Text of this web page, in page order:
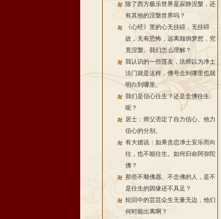
除了西方极乐世界是寂静涅槃，还
有其他的涅槃世界吗？
《心经》里的心无挂碍，无挂碍
故，无有恐怖，远离颠倒梦想，究
竟涅槃。我们怎么理解？
我认识的一些莲友，法师以为净土
法门就是这样，佛号念到哪里也就
明白到哪里。
我们是信心往生？还是念佛往生
呢？
居士：师父否定了自力信心、他力
信心的分别。
有大德说：如果贪恋净土安乐而向
往，也不能往生。如何归命阿弥陀
佛？
那些不顺佛愿、不念佛的人，是不
是往生的因缘还不具足？
轮回中的芸芸众生无量无边，他们
何时能出离啊？